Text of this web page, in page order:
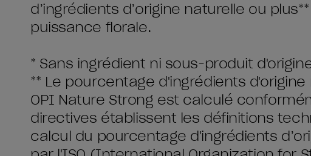
d’ingrédients d’origine naturelle ou
puissance florale.
* Sans ingrédient ni sous-produit
** Le pourcentage d'ingrédients
OPI Nature Strong est calculé
directives établissent les définitions
calcul du pourcentage d'ingrédients